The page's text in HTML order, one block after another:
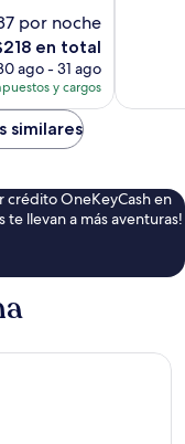
por noche
en total
ago - 31 ago
y cargos
similares
crédito OneKeyCash en
te llevan a más aventuras!